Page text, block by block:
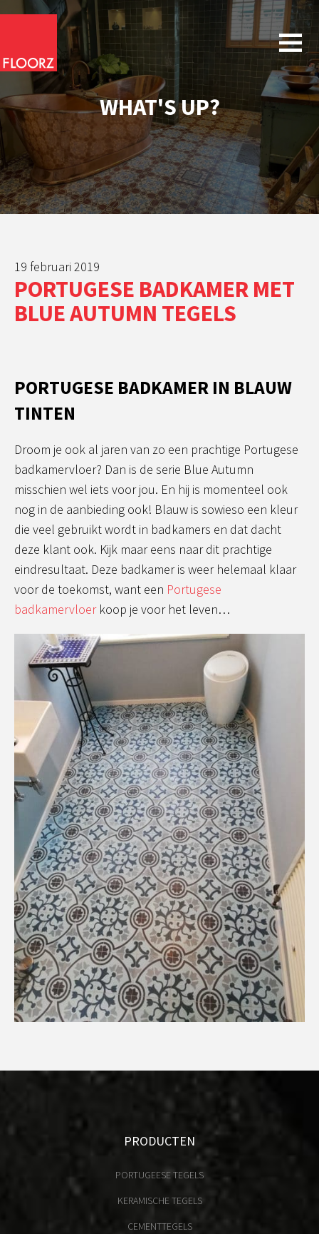
WHAT'S UP?
19 februari 2019
PORTUGESE BADKAMER MET
BLUE AUTUMN TEGELS
PORTUGESE BADKAMER IN BLAUW
TINTEN
Droom je ook al jaren van zo een prachtige Portugese
badkamervloer? Dan is de serie Blue Autumn
misschien wel iets voor jou. En hij is momenteel ook
nog in de aanbieding ook! Blauw is sowieso een kleur
die veel gebruikt wordt in badkamers en dat dacht
deze klant ook. Kijk maar eens naar dit prachtige
eindresultaat. Deze badkamer is weer helemaal klaar
voor de toekomst, want een Portugese
badkamervloerkoop je voor het leven…
PRODUCTEN
PORTUGEESE TEGELS
KERAMISCHE TEGELS
CEMENTTEGELS